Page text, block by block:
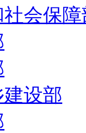
社会保
设部